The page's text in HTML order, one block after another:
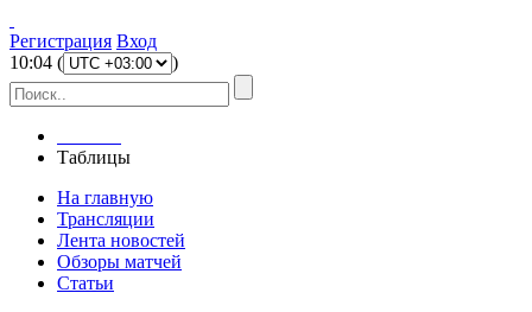
Регистрация Вход
10:04 ( )
Таблицы
На главную
Трансляции
Лента новостей
Обзоры матчей
Статьи